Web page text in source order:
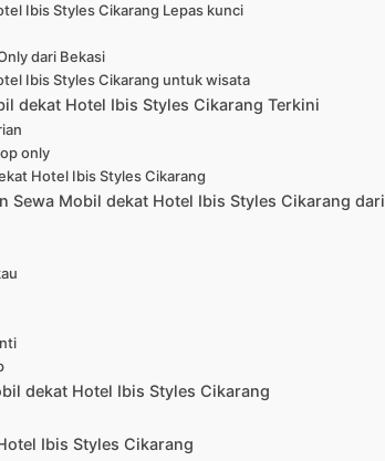
Ibis Styles Cikarang Lepas kunci
dari Bekasi
Ibis Styles Cikarang untuk wisata
dekat Hotel Ibis Styles Cikarang Terkini
only
Hotel Ibis Styles Cikarang
Sewa Mobil dekat Hotel Ibis Styles Cikarang dari
dekat Hotel Ibis Styles Cikarang
Ibis Styles Cikarang